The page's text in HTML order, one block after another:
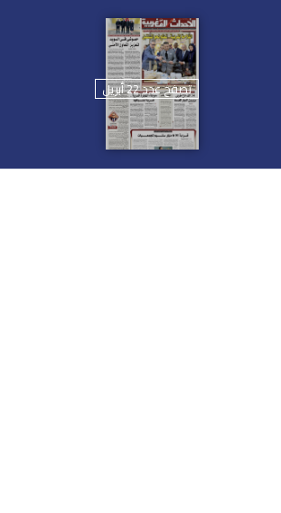
تصفح عدد 22 أبريل